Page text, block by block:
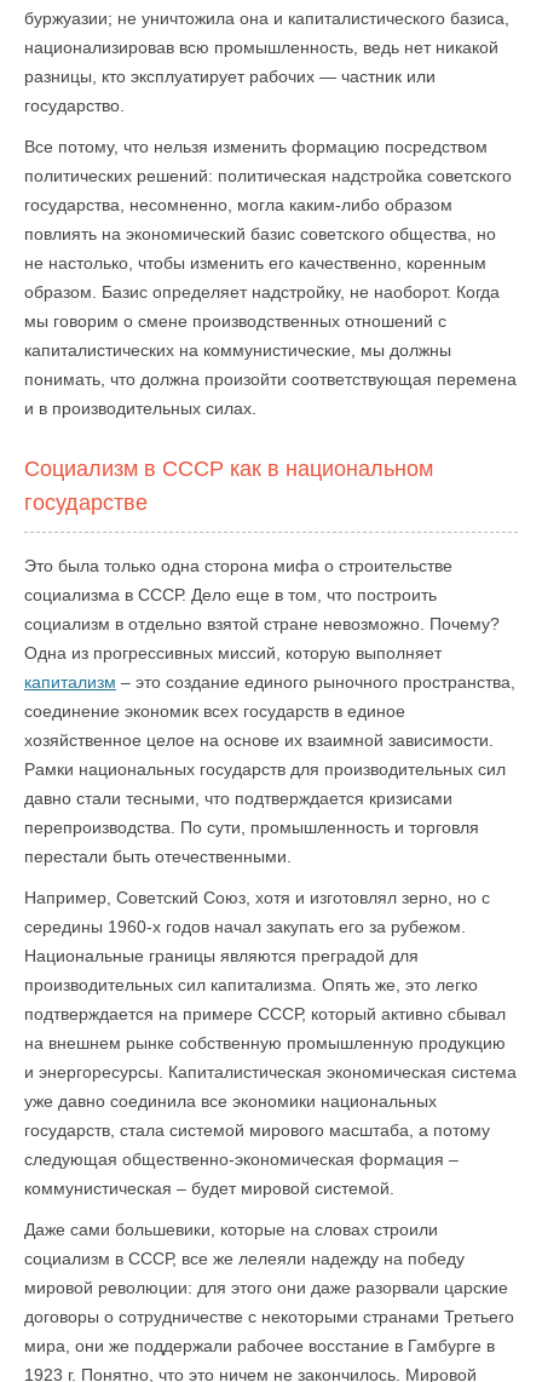
буржуазии; не уничтожила она и капиталистического базиса,
национализировав всю промышленность, ведь нет никакой
разницы, кто эксплуатирует рабочих — частник или
государство.
Все потому, что нельзя изменить формацию посредством
политических решений: политическая надстройка советского
государства, несомненно, могла каким-либо образом
повлиять на экономический базис советского общества, но
не настолько, чтобы изменить его качественно, коренным
образом. Базис определяет надстройку, не наоборот. Когда
мы говорим о смене производственных отношений с
капиталистических на коммунистические, мы должны
понимать, что должна произойти соответствующая перемена
и в производительных силах.
Социализм в СССР как в национальном
государстве
Это была только одна сторона мифа о строительстве
социализма в СССР. Дело еще в том, что построить
социализм в отдельно взятой стране невозможно. Почему?
Одна из прогрессивных миссий, которую выполняет
капитализм – это создание единого рыночного пространства,
соединение экономик всех государств в единое
хозяйственное целое на основе их взаимной зависимости.
Рамки национальных государств для производительных сил
давно стали тесными, что подтверждается кризисами
перепроизводства. По сути, промышленность и торговля
перестали быть отечественными.
Например, Советский Союз, хотя и изготовлял зерно, но с
середины 1960-х годов начал закупать его за рубежом.
Национальные границы являются преградой для
производительных сил капитализма. Опять же, это легко
подтверждается на примере СССР, который активно сбывал
на внешнем рынке собственную промышленную продукцию
и энергоресурсы. Капиталистическая экономическая система
уже давно соединила все экономики национальных
государств, стала системой мирового масштаба, а потому
следующая общественно-экономическая формация –
коммунистическая – будет мировой системой.
Даже сами большевики, которые на словах строили
социализм в СССР, все же лелеяли надежду на победу
мировой революции: для этого они даже разорвали царские
договоры о сотрудничестве с некоторыми странами Третьего
мира, они же поддержали рабочее восстание в Гамбурге в
1923 г. Понятно, что это ничем не закончилось. Мировой